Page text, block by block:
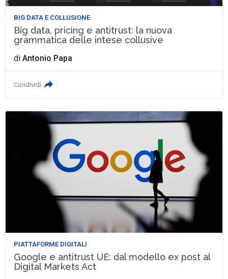
BIG DATA E COLLUSIONE
Big data, pricing e antitrust: la nuova
grammatica delle intese collusive
diAntonio Papa
Condividi
PIATTAFORME DIGITALI
Google e antitrust UE: dal modello ex post al
Digital Markets Act